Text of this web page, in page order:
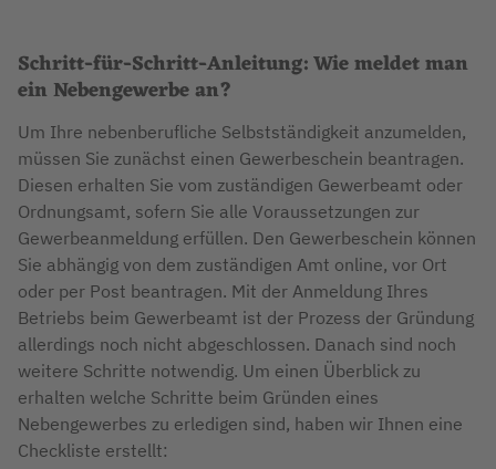
Schritt-für-Schritt-Anleitung: Wie meldet man
ein Nebengewerbe an?
Um Ihre nebenberufliche Selbstständigkeit anzumelden,
müssen Sie zunächst einen Gewerbeschein beantragen.
Diesen erhalten Sie vom zuständigen Gewerbeamt oder
Ordnungsamt, sofern Sie alle Voraussetzungen zur
Gewerbeanmeldung erfüllen. Den Gewerbeschein können
Sie abhängig von dem zuständigen Amt online, vor Ort
oder per Post beantragen. Mit der Anmeldung Ihres
Betriebs beim Gewerbeamt ist der Prozess der Gründung
allerdings noch nicht abgeschlossen. Danach sind noch
weitere Schritte notwendig. Um einen Überblick zu
erhalten welche Schritte beim Gründen eines
Nebengewerbes zu erledigen sind, haben wir Ihnen eine
Checkliste erstellt: